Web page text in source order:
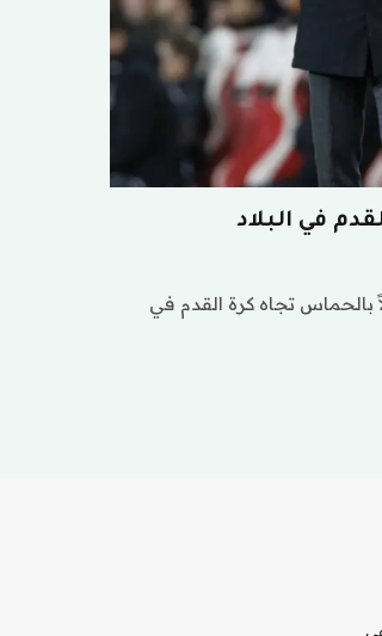
في البلاد
بالحماس تجاه كرة القدم في